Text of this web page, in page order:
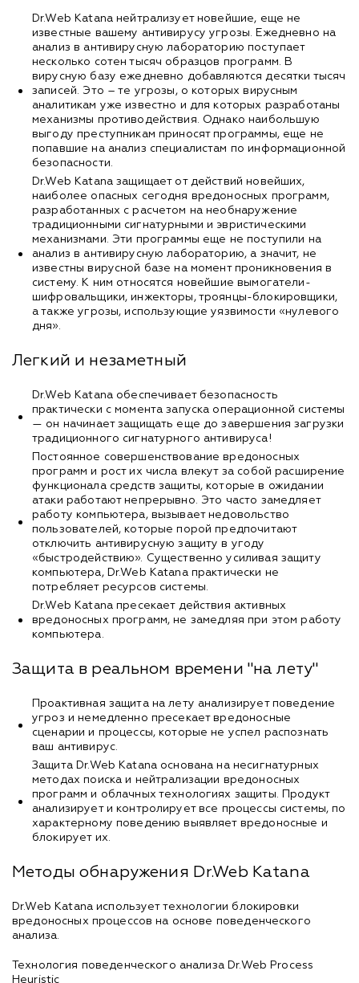
Dr.Web Katana нейтрализует новейшие, еще не
известные вашему антивирусу угрозы. Ежедневно на
анализ в антивирусную лабораторию поступает
несколько сотен тысяч образцов программ. В
вирусную базу ежедневно добавляются десятки тысяч
записей. Это – те угрозы, о которых вирусным
аналитикам уже известно и для которых разработаны
механизмы противодействия. Однако наибольшую
выгоду преступникам приносят программы, еще не
попавшие на анализ специалистам по информационной
безопасности.
Dr.Web Katana защищает от действий новейших,
наиболее опасных сегодня вредоносных программ,
разработанных с расчетом на необнаружение
традиционными сигнатурными и эвристическими
механизмами. Эти программы еще не поступили на
анализ в антивирусную лабораторию, а значит, не
известны вирусной базе на момент проникновения в
систему. К ним относятся новейшие вымогатели-
шифровальщики, инжекторы, троянцы-блокировщики,
а также угрозы, использующие уязвимости «нулевого
дня».
Легкий и незаметный
Dr.Web Katana обеспечивает безопасность
практически с момента запуска операционной системы
— он начинает защищать еще до завершения загрузки
традиционного сигнатурного антивируса!
Постоянное совершенствование вредоносных
программ и рост их числа влекут за собой расширение
функционала средств защиты, которые в ожидании
атаки работают непрерывно. Это часто замедляет
работу компьютера, вызывает недовольство
пользователей, которые порой предпочитают
отключить антивирусную защиту в угоду
«быстродействию». Существенно усиливая защиту
компьютера, Dr.Web Katana практически не
потребляет ресурсов системы.
Dr.Web Katana пресекает действия активных
вредоносных программ, не замедляя при этом работу
компьютера.
Защита в реальном времени "на лету"
Проактивная защита на лету анализирует поведение
угроз и немедленно пресекает вредоносные
сценарии и процессы, которые не успел распознать
ваш антивирус.
Защита Dr.Web Katana основана на несигнатурных
методах поиска и нейтрализации вредоносных
программ и облачных технологиях защиты. Продукт
анализирует и контролирует все процессы системы, по
характерному поведению выявляет вредоносные и
блокирует их.
Методы обнаружения Dr.Web Katana
Dr.Web Katana использует технологии блокировки
вредоносных процессов на основе поведенческого
анализа.
Технология поведенческого анализа Dr.Web Process
Heuristic